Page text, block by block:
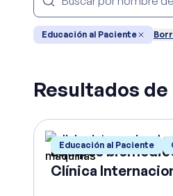
Educación al Paciente
Resultados
Educación al Paciente
Equipos
Clínica